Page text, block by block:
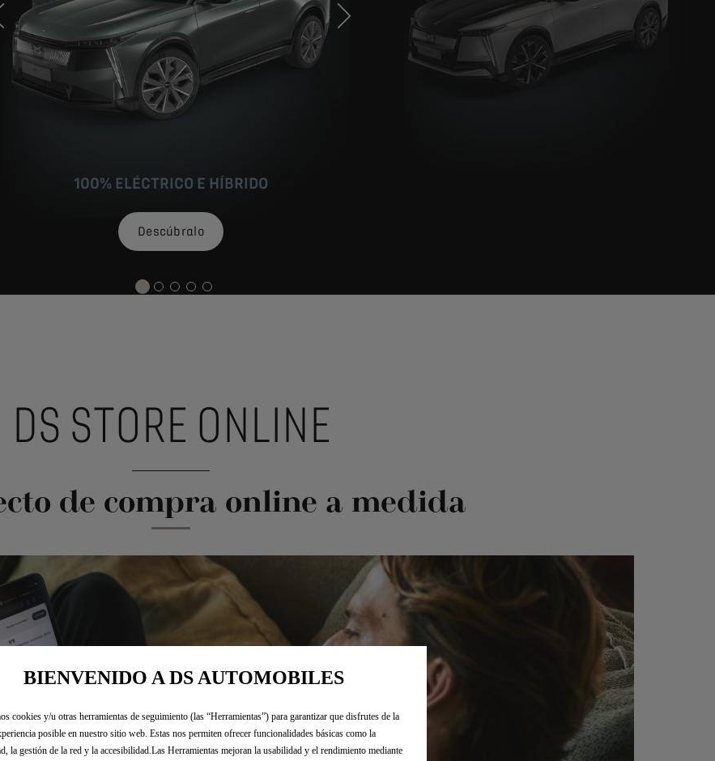
100% ELÉCTRICO E HÍBRIDO
Descúbralo
SIGUIENTE
DS STORE ONLINE
de compra online a medida
BIENVENIDO A DS AUTOMOBILES
cookies y/u otras herramientas de seguimiento (las “Herramientas”) para garantizar que disfrutes de la
posible en nuestro sitio web. Estas nos permiten ofrecer funcionalidades básicas como la
la gestión de la red y la accesibilidad.Las Herramientas mejoran la usabilidad y el rendimiento mediante